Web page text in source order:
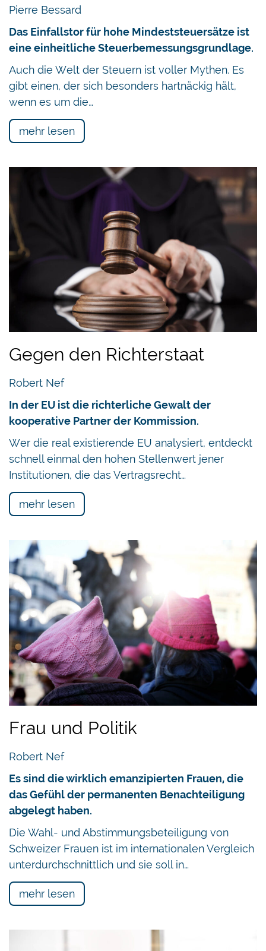
Pierre Bessard
Das Einfallstor für hohe Mindeststeuersätze ist
eine einheitliche Steuerbemessungsgrundlage.
Auch die Welt der Steuern ist voller Mythen. Es
gibt einen, der sich besonders hartnäckig hält,
wenn es um die…
mehr lesen
Gegen den Richterstaat
Robert Nef
In der EU ist die richterliche Gewalt der
kooperative Partner der Kommission.
Wer die real existierende EU analysiert, entdeckt
schnell einmal den hohen Stellenwert jener
Institutionen, die das Vertragsrecht…
mehr lesen
Frau und Politik
Robert Nef
Es sind die wirklich emanzipierten Frauen, die
das Gefühl der permanenten Benachteiligung
abgelegt haben.
Die Wahl- und Abstimmungsbeteiligung von
Schweizer Frauen ist im internationalen Vergleich
unterdurchschnittlich und sie soll in…
mehr lesen